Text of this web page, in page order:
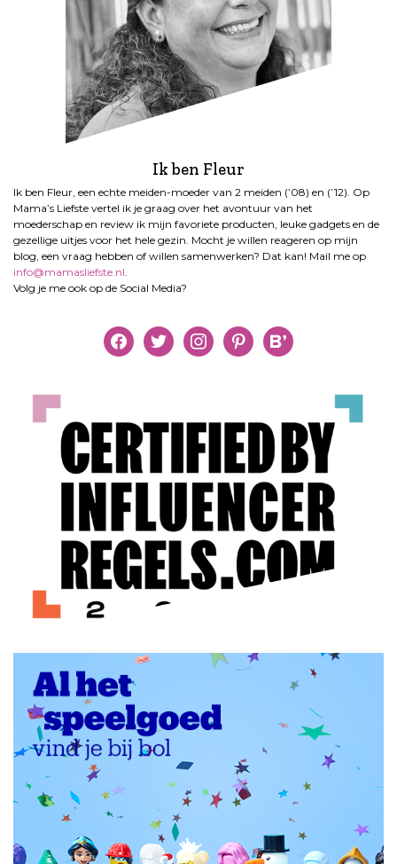
Ik ben Fleur
Ik ben Fleur, een echte meiden-moeder van 2 meiden (’08) en (’12). Op
Mama’s Liefste vertel ik je graag over het avontuur van het
moederschap en review ik mijn favoriete producten, leuke gadgets en de
gezellige uitjes voor het hele gezin. Mocht je willen reageren op mijn
blog, een vraag hebben of willen samenwerken? Dat kan! Mail me op
info@mamasliefste.nl
Volg je me ook op de Social Media?
facebooktwitter instagrampinterestbloglovin